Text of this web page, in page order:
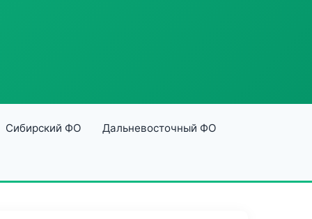
Сибирский ФО Дальневосточный ФО